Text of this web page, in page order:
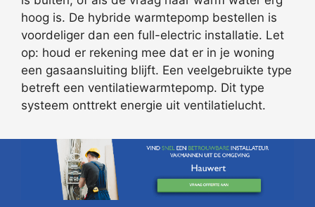
hoog is. De hybride warmtepomp bestellen is
voordeliger dan een full-electric installatie. Let
op: houd er rekening mee dat er in je woning
een gasaansluiting blijft. Een veelgebruikte type
betreft een ventilatiewarmtepomp. Dit type
systeem onttrekt energie uit ventilatielucht.